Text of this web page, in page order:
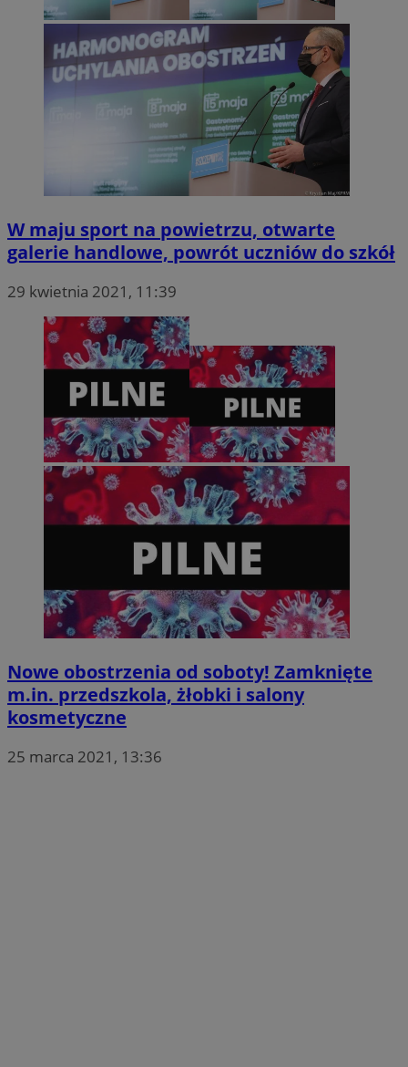
W maju sport na powietrzu, otwarte
galerie handlowe, powrót uczniów do szkół
29 kwietnia 2021, 11:39
Nowe obostrzenia od soboty! Zamknięte
m.in. przedszkola, żłobki i salony
kosmetyczne
25 marca 2021, 13:36